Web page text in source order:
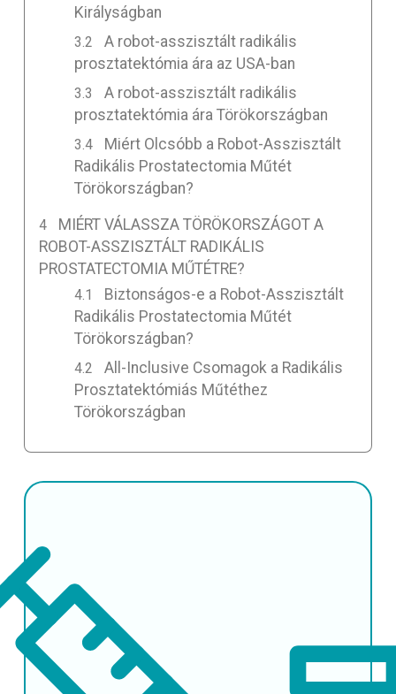
Királyságban
A robot-asszisztált radikális
prosztatektómia ára az USA-ban
A robot-asszisztált radikális
prosztatektómia ára Törökországban
Miért Olcsóbb a Robot-Asszisztált
Radikális Prostatectomia Műtét
Törökországban?
MIÉRT VÁLASSZA TÖRÖKORSZÁGOT A
ROBOT-ASSZISZTÁLT RADIKÁLIS
PROSTATECTOMIA MŰTÉTRE?
Biztonságos-e a Robot-Asszisztált
Radikális Prostatectomia Műtét
Törökországban?
All-Inclusive Csomagok a Radikális
Prosztatektómiás Műtéthez
Törökországban